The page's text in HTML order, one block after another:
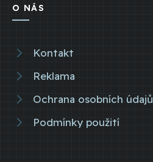
O NÁS
Kontakt
Reklama
Ochrana osobních údajů
Podmínky použití